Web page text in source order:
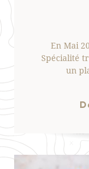
En Mai
Spécialité
un